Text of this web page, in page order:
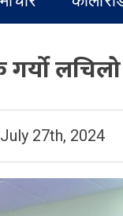
July 27th, 2024